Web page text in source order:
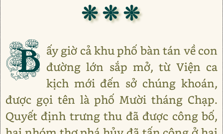
❊ ❊ ❊
B ấy giờ cả khu phố bàn tán về con
đường lớn sắp mở, từ Viện ca
kịch mới đến sở chúng khoán,
được gọi tên là phố Mười tháng Chạp.
Quyết định trưng thu đã được công bố,